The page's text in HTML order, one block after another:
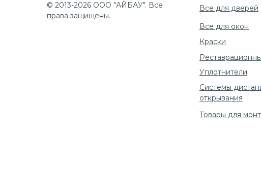
Все для дверей
Все для окон
Товары для
Уплотнители
© 2013-2026 ООО "АЙБАУ". Все
права защищены.
Системы
открывания
Краски